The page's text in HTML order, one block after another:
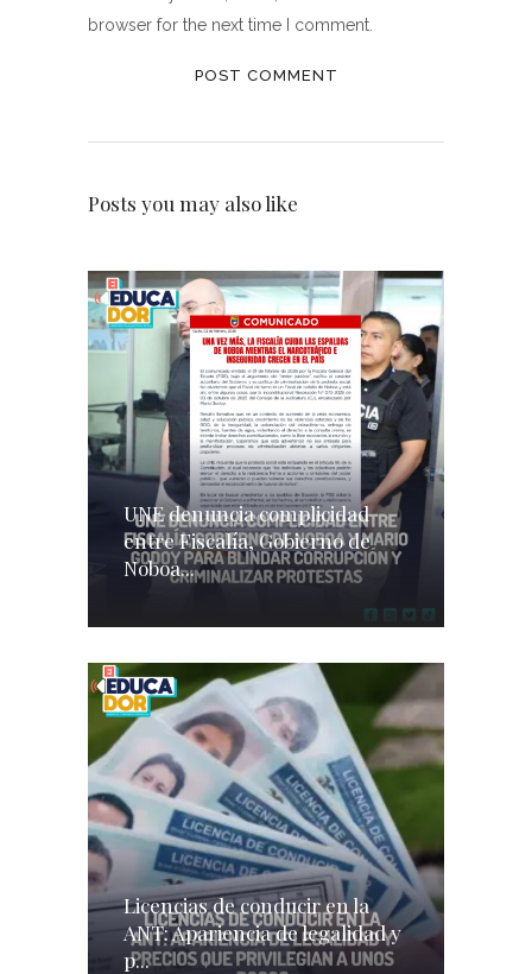
browser for the next time I comment.
Posts you may also like
UNE denuncia complicidad
entre Fiscalía, Gobierno de
Noboa...
Licencias de conducir en la
ANT: Apariencia de legalidad y
p...